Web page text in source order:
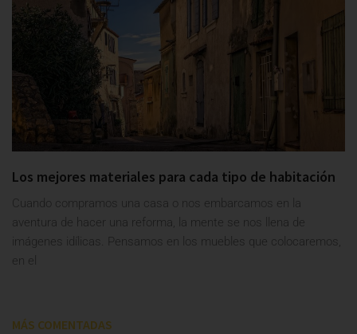
Los mejores materiales para cada tipo de habitación
Cuando compramos una casa o nos embarcamos en la
aventura de hacer una reforma, la mente se nos llena de
imágenes idílicas. Pensamos en los muebles que colocaremos,
en el
MÁS COMENTADAS